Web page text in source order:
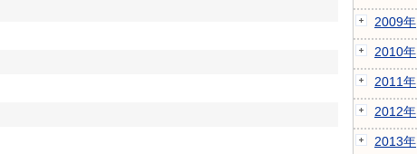
2009年
2010年
2011年
2012年
2013年